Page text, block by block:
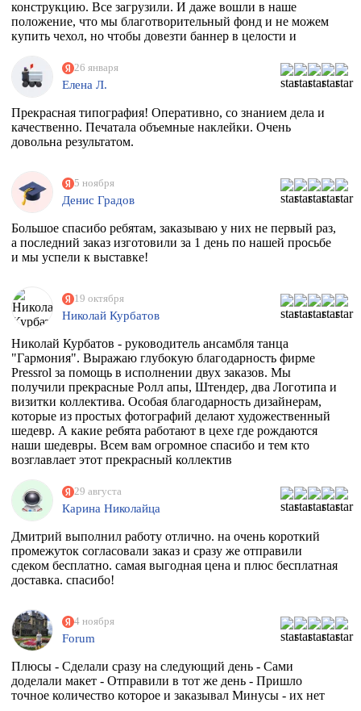
конструкцию. Все загрузили. И даже вошли в наше
положение, что мы благотворительный фонд и не можем
купить чехол, но чтобы довезти баннер в целости и
Огромное спасибо вам. Скоро будем новый баннер
печатать, обязательно обратимся к вам
26 января
Елена Л.
Прекрасная типография! Оперативно, со знанием дела и
качественно. Печатала объемные наклейки. Очень
довольна результатом.
5 ноября
Денис Градов
Большое спасибо ребятам, заказываю у них не первый раз,
а последний заказ изготовили за 1 день по нашей просьбе
и мы успели к выставке!
19 октября
Николай Курбатов
Николай Курбатов - руководитель ансамбля танца
"Гармония". Выражаю глубокую благодарность фирме
Pressrol за помощь в исполнении двух заказов. Мы
получили прекрасные Ролл апы, Штендер, два Логотипа и
визитки коллектива. Особая благодарность дизайнерам,
которые из простых фотографий делают художественный
шедевр. А какие ребята работают в цехе где рождаются
наши шедевры. Всем вам огромное спасибо и тем кто
возглавлает этот прекрасный коллектив
обращаться за помощью.
29 августа
Карина Николайца
Дмитрий выполнил работу отлично. на очень короткий
промежуток согласовали заказ и сразу же отправили
сдеком бесплатно. самая выгодная цена и плюс бесплатная
доставка. спасибо!
4 ноября
Forum
Плюсы - Сделали сразу на следующий день - Сами
доделали макет - Отправили в тот же день - Пришло
точное количество которое и заказывал Минусы - их нет